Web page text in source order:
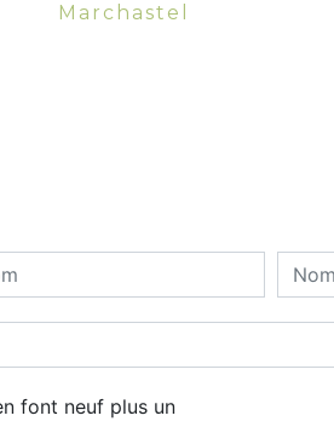
Marchastel
font neuf plus un